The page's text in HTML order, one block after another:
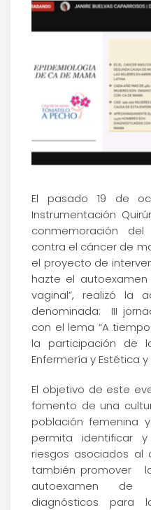
El pasado 19 de
Instrumentación
conmemoración
contra el cáncer de
el proyecto de
hazte el
vaginal”, realizó la
denominada: III
con el lema “A
la participación de
Enfermería y Estética
El objetivo de este
fomento de una
población femenina
permita identificar
riesgos asociados al
también promover
autoexamen
diagnósticos para